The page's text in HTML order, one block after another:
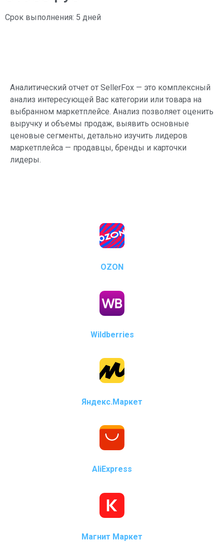
Срок выполнения: 5 дней
Аналитический отчет от SellerFox — это комплексный
анализ интересующей Вас категории или товара на
выбранном маркетплейсе. Анализ позволяет оценить
выручку и объемы продаж, выявить основные
ценовые сегменты, детально изучить лидеров
маркетплейса — продавцы, бренды и карточки
лидеры.
OZON
Wildberries
Яндекс.Маркет
AliExpress
Магнит Маркет